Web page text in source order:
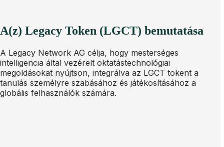
A(z) Legacy Token (LGCT) bemutatása
A Legacy Network AG célja, hogy mesterséges
intelligencia által vezérelt oktatástechnológiai
megoldásokat nyújtson, integrálva az LGCT tokent a
tanulás személyre szabásához és játékosításához a
globális felhasználók számára.